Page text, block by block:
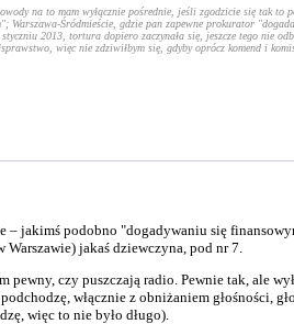
na to mam wyłącznie pośrednie, jeśli zgodzicie się tak
Śródmieście, gdzie pan zapewne prokurator
2013, tortura dopiero zaczynała się, jeszcze tego nie
więc nie zdziwiłbym się, gdyby oprócz komend i
jakimś podobno "dogadywaniu się
Warszawie) jakaś dziewczyna, pod nr 7.
czy puszczają radio. Pewnie tak, ale
włącznie z obniżaniem głośności,
więc to nie było długo).